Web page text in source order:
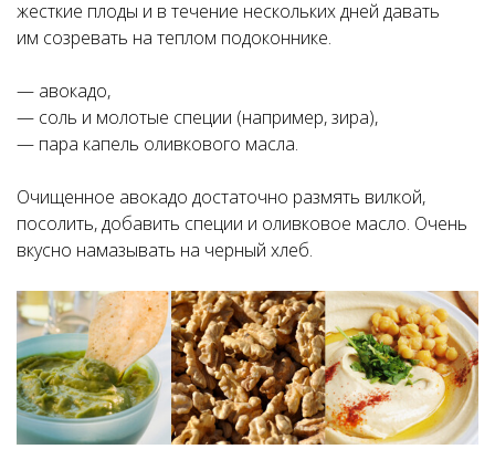
жесткие плоды и в течение нескольких дней давать
им созревать на теплом подоконнике.
— авокадо,
— соль и молотые специи (например, зира),
— пара капель оливкового масла.
Очищенное авокадо достаточно размять вилкой,
посолить, добавить специи и оливковое масло. Очень
вкусно намазывать на черный хлеб.